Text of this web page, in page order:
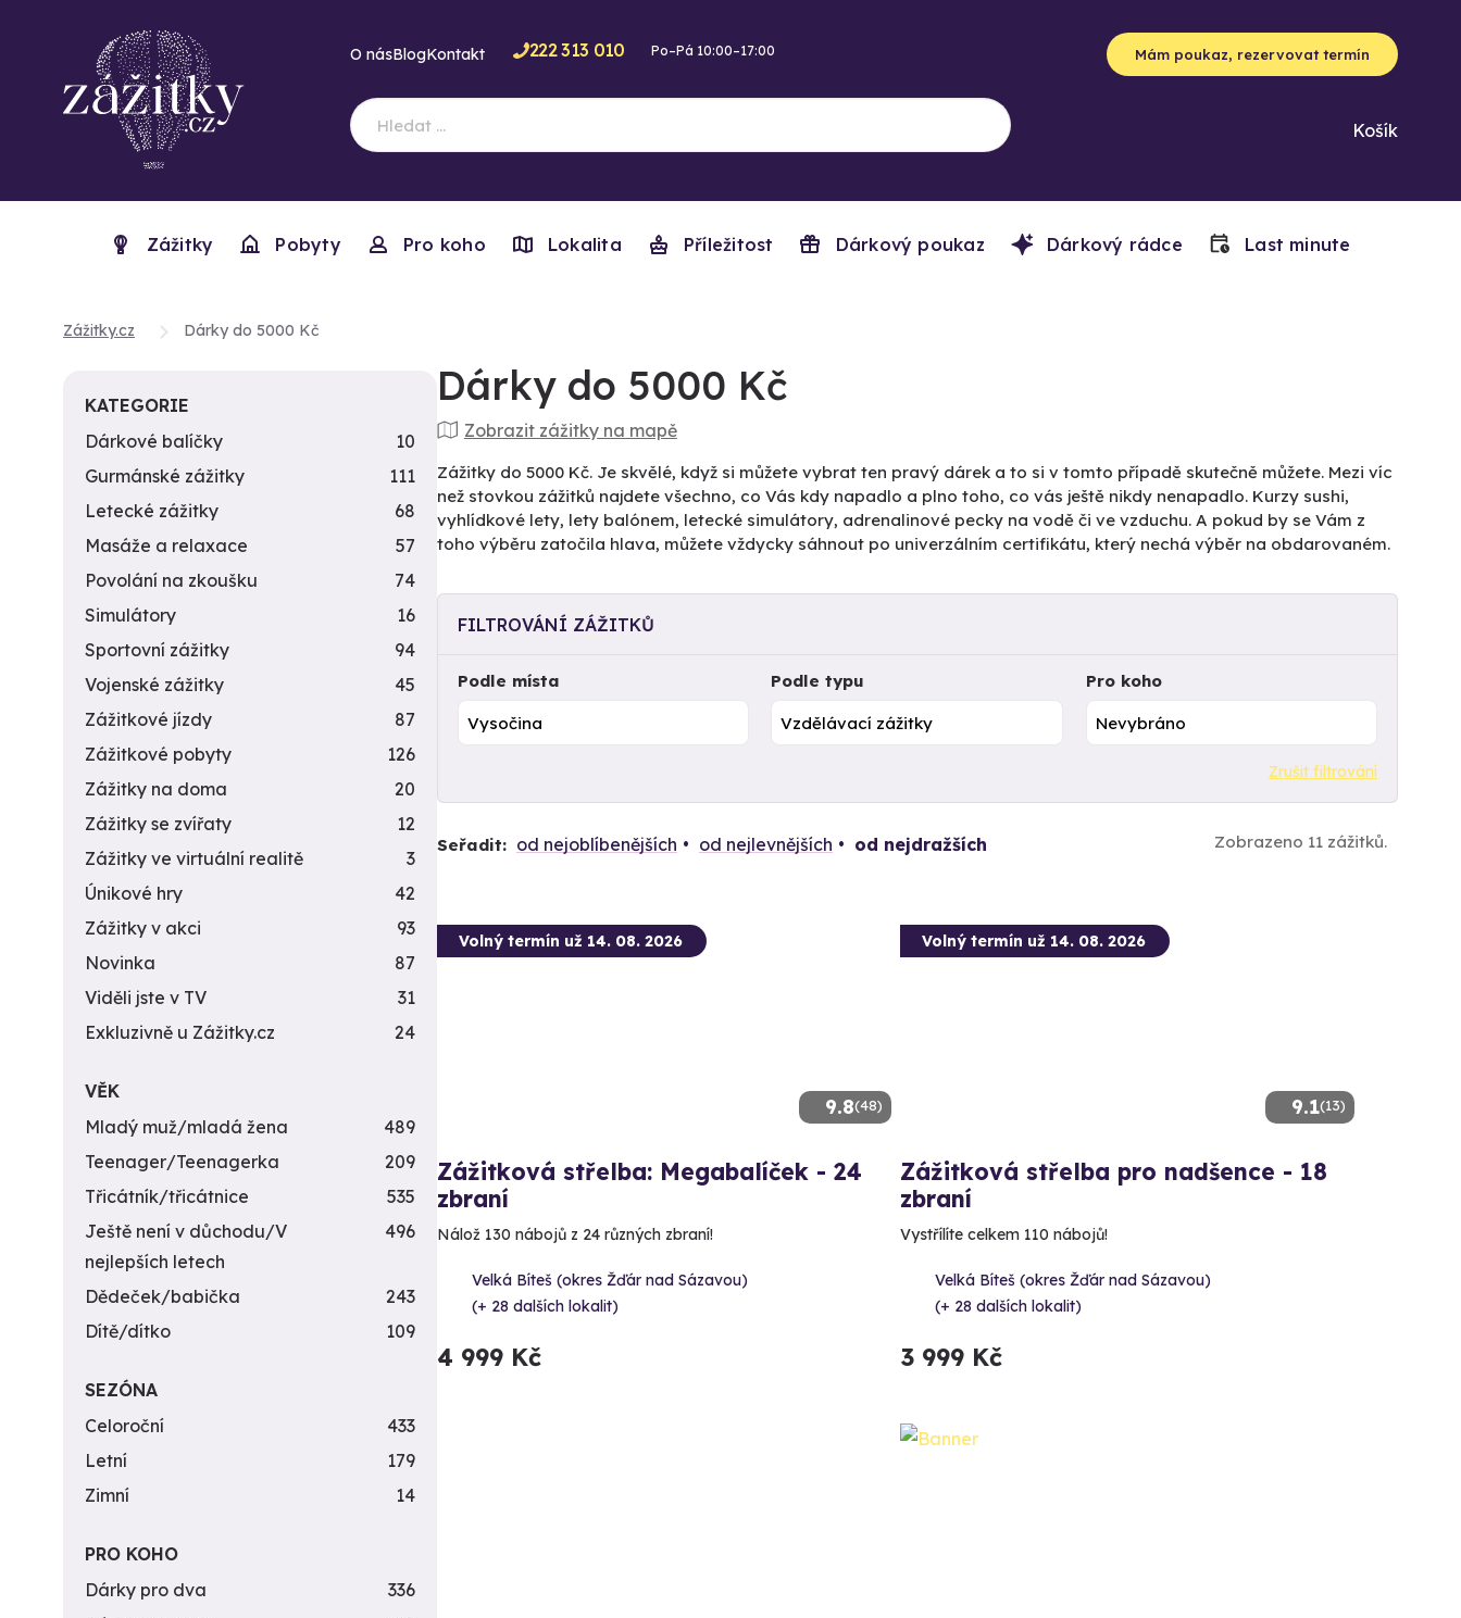
O násBlogKontakt 222 313 010 Po–Pá 10:00–17:00 Mám poukaz, rezervovat termín
Košík
Zážitky Pobyty Pro koho Lokalita Příležitost Dárkový poukaz Dárkový rádce Last minute
Zážitky.cz Dárky do 5000 Kč
Dárky do 5000 Kč
Zobrazit zážitky na mapě
Zážitky do 5000 Kč. Je skvělé, když si můžete vybrat ten pravý dárek a to si v tomto případě skutečně můžete. Mezi víc
než stovkou zážitků najdete všechno, co Vás kdy napadlo a plno toho, co vás ještě nikdy nenapadlo. Kurzy sushi,
vyhlídkové lety, lety balónem, letecké simulátory, adrenalinové pecky na vodě či ve vzduchu. A pokud by se Vám z
toho výběru zatočila hlava, můžete vždycky sáhnout po univerzálním certifikátu, který nechá výběr na obdarovaném.
FILTROVÁNÍ ZÁŽITKŮ
Podle místa Podle typu Pro koho
Zrušit filtrování
Seřadit: od nejoblíbenějších od nejlevnějších od nejdražších Zobrazeno 11 zážitků.
9.8(48)
Volný termín už 14. 08. 2026
Zážitková střelba: Megabalíček - 24
zbraní
Nálož 130 nábojů z 24 různých zbraní!
Velká Bíteš (okres Žďár nad Sázavou)
(+ 28 dalších lokalit)
4 999 Kč
9.1(13)
Volný termín už 14. 08. 2026
Zážitková střelba pro nadšence - 18
zbraní
Vystřílíte celkem 110 nábojů!
Velká Bíteš (okres Žďár nad Sázavou)
(+ 28 dalších lokalit)
3 999 Kč
KATEGORIE
Dárkové balíčky
10
Gurmánské zážitky
111
Letecké zážitky
68
Masáže a relaxace
57
Povolání na zkoušku
74
Simulátory
16
Sportovní zážitky
94
Vojenské zážitky
45
Zážitkové jízdy
87
Zážitkové pobyty
126
Zážitky na doma
20
Zážitky se zvířaty
12
Zážitky ve virtuální realitě
3
Únikové hry
42
Zážitky v akci
93
Novinka
87
Viděli jste v TV
31
Exkluzivně u Zážitky.cz
24
VĚK
Mladý muž/mladá žena
489
Teenager/Teenagerka
209
Třicátník/třicátnice
535
Ještě není v důchodu/V
nejlepších letech
496
Dědeček/babička
243
Dítě/dítko
109
SEZÓNA
Celoroční
433
Letní
179
Zimní
14
PRO KOHO
Dárky pro dva
336